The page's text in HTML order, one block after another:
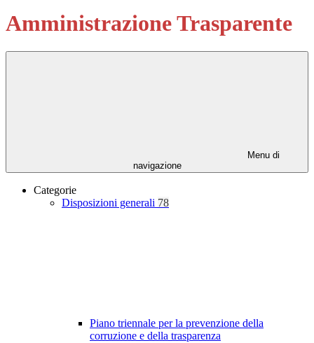
Amministrazione Trasparente
Menu di
navigazione
Categorie
Disposizioni generali 78
Piano triennale per la prevenzione della
corruzione e della trasparenza